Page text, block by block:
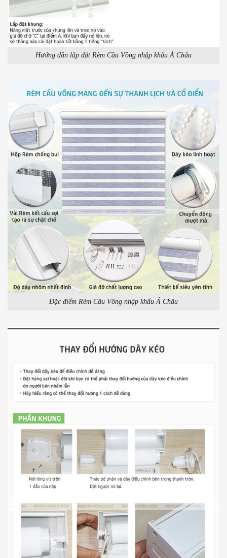
Hướng dẫn lắp đặt Rèm Cầu Vồng nhập khẩu Á Châu
Đặc điểm Rèm Cầu Vồng nhập khẩu Á Châu